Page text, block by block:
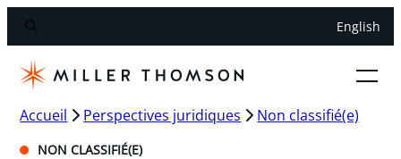
English
Accueil Perspectives juridiques Non classifié(e)
NON CLASSIFIÉ(E)